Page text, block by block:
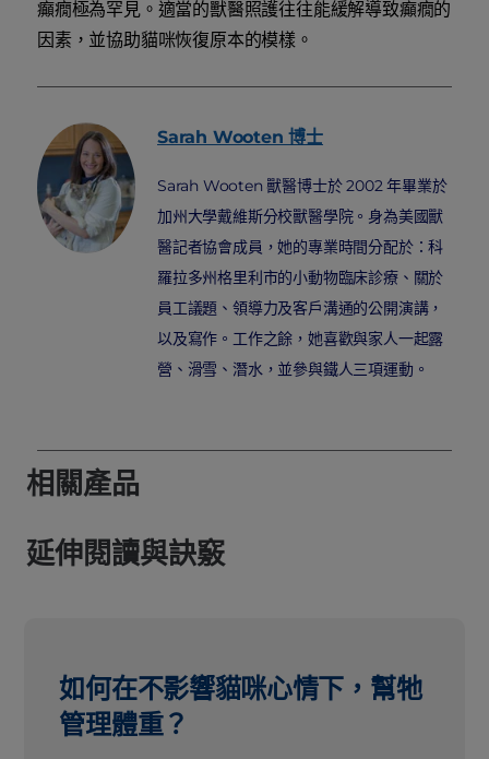
癲癇極為罕見。適當的獸醫照護往往能緩解導致癲癇的
因素，並協助貓咪恢復原本的模樣。
Sarah Wooten 博士
Sarah Wooten 獸醫博士於 2002 年畢業於
加州大學戴維斯分校獸醫學院。身為美國獸
醫記者協會成員，她的專業時間分配於：科
羅拉多州格里利市的小動物臨床診療、關於
員工議題、領導力及客戶溝通的公開演講，
以及寫作。工作之餘，她喜歡與家人一起露
營、滑雪、潛水，並參與鐵人三項運動。
相關產品
延伸閱讀與訣竅
如何在不影響貓咪心情下，幫牠
管理體重？